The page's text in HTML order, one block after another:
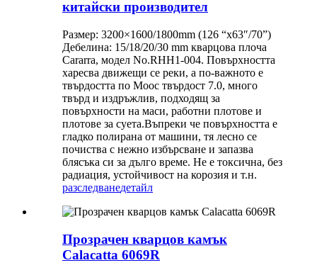
китайски производител
Размер: 3200×1600/1800mm (126 “x63″/70”)
Дебелина: 15/18/20/30 mm кварцова плоча
Cararra, модел No.RHH1-004. Повърхността
харесва движещи се реки, а по-важното е
твърдостта по Моос твърдост 7.0, много
твърд и издръжлив, подходящ за
повърхности на маси, работни плотове и
плотове за суета.Въпреки че повърхността е
гладко полирана от машини, тя лесно се
почиства с нежно избърсване и запазва
блясъка си за дълго време. Не е токсична, без
радиация, устойчивост на корозия и т.н.
разследванедетайл
Прозрачен кварцов камък
Calacatta 6069R